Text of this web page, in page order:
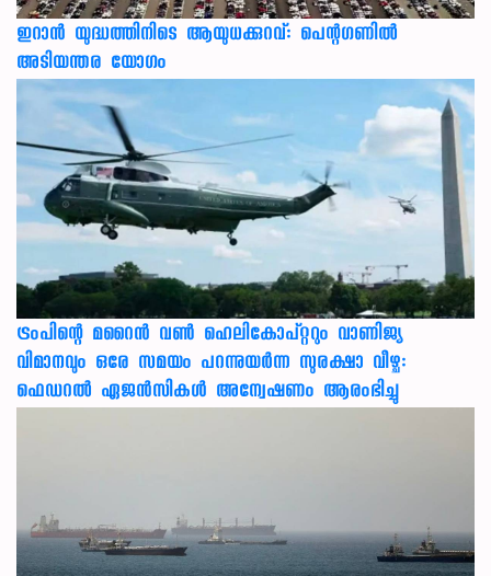
ഇറാന്‍ യുദ്ധത്തിനിടെ ആയുധക്കുറവ്: പെന്റഗണില്‍
അടിയന്തര യോഗം
ട്രംപിന്റെ മറൈന്‍ വണ്‍ ഹെലികോപ്റ്ററും വാണിജ്യ
വിമാനവും ഒരേ സമയം പറന്നുയര്‍ന്ന സുരക്ഷാ വീഴ്ച:
ഫെഡറല്‍ ഏജന്‍സികള്‍ അന്വേഷണം ആരംഭിച്ചു